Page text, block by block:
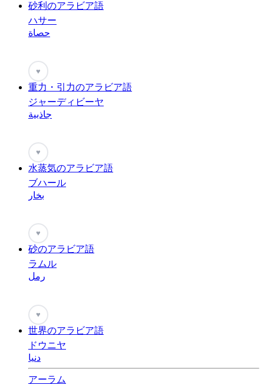
砂利のアラビア語
ハサー
حصاة
♥
重力・引力のアラビア語
ジャーディビーヤ
جاذبية
♥
水蒸気のアラビア語
ブハール
بخار
♥
砂のアラビア語
ラムル
رمل
♥
世界のアラビア語
ドウニヤ
دنيا
アーラム